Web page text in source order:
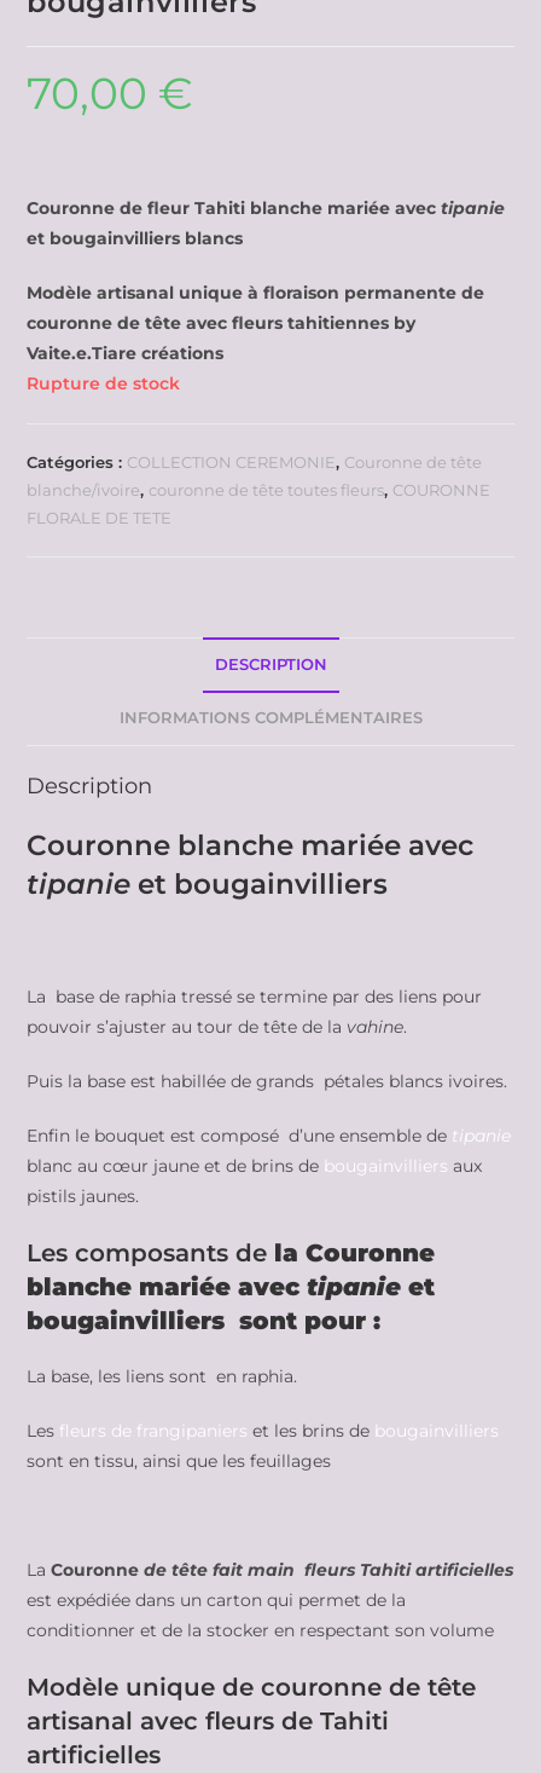
70,00 €
Couronne de fleur Tahiti blanche mariée avectipanie
et bougainvilliers blancs
Modèle artisanal unique à floraison permanente de
couronne de tête avec fleurs tahitiennes by
Vaite.e.Tiare créations
Rupture de stock
Catégories : COLLECTION CEREMONIE, Couronne de tête
blanche/ivoire, couronne de tête toutes fleurs, COURONNE
FLORALE DE TETE
DESCRIPTION
INFORMATIONS COMPLÉMENTAIRES
Description
Couronne blanche mariée avec
tipanie et bougainvilliers
La base de raphia tressé se termine par des liens pour
pouvoir s’ajuster au tour de tête de la vahine.
Puis la base est habillée de grands pétales blancs ivoires.
Enfin le bouquet est composé d’une ensemble de tipanie
blanc au cœur jaune et de brins de bougainvilliers aux
pistils jaunes.
Les composants de la Couronne
blanche mariée avectipanie et
bougainvilliers sont pour :
La base, les liens sont en raphia.
Les fleurs de frangipaniers et les brins de bougainvilliers
sont en tissu, ainsi que les feuillages
LaCouronnede tête fait main fleurs Tahiti artificielles
est expédiée dans un carton qui permet de la
conditionner et de la stocker en respectant son volume
Modèle unique de couronne de tête
artisanal avec fleurs de Tahiti
artificielles